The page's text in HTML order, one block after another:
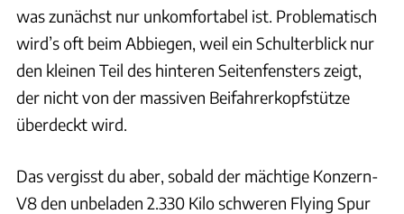
was zunächst nur unkomfortabel ist. Problematisch
wird’s oft beim Abbiegen, weil ein Schulterblick nur
den kleinen Teil des hinteren Seitenfensters zeigt,
der nicht von der massiven Beifahrerkopfstütze
überdeckt wird.
Das vergisst du aber, sobald der mächtige Konzern-
V8 den unbeladen 2.330 Kilo schweren Flying Spur